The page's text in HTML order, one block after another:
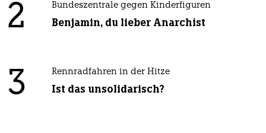
2 Bundeszentrale gegen Kinderfiguren
Benjamin, du lieber Anarchist
3 Rennradfahren in der Hitze
Ist das unsolidarisch?